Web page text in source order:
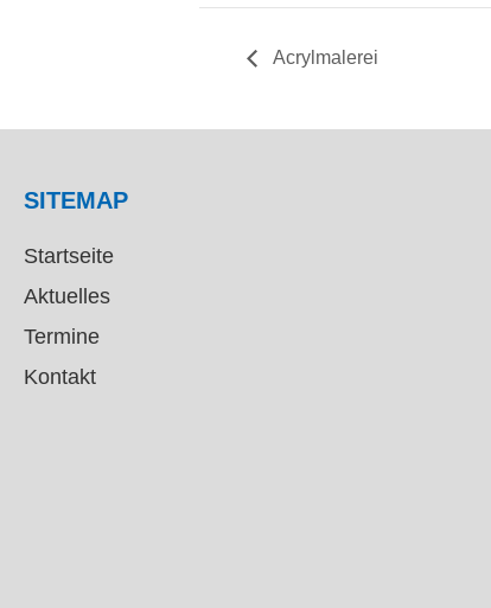
Acrylmalerei
SITEMAP
Startseite
Aktuelles
Termine
Kontakt